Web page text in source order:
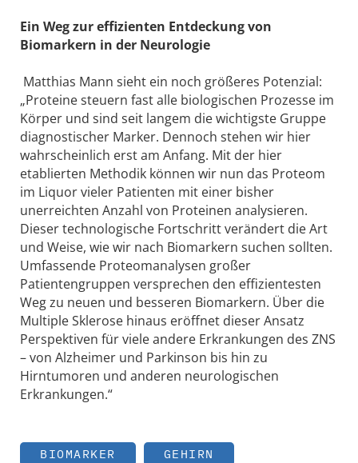
Ein Weg zur effizienten Entdeckung von
Biomarkern in der Neurologie
Matthias Mann sieht ein noch größeres Potenzial:
„Proteine steuern fast alle biologischen Prozesse im
Körper und sind seit langem die wichtigste Gruppe
diagnostischer Marker. Dennoch stehen wir hier
wahrscheinlich erst am Anfang. Mit der hier
etablierten Methodik können wir nun das Proteom
im Liquor vieler Patienten mit einer bisher
unerreichten Anzahl von Proteinen analysieren.
Dieser technologische Fortschritt verändert die Art
und Weise, wie wir nach Biomarkern suchen sollten.
Umfassende Proteomanalysen großer
Patientengruppen versprechen den effizientesten
Weg zu neuen und besseren Biomarkern. Über die
Multiple Sklerose hinaus eröffnet dieser Ansatz
Perspektiven für viele andere Erkrankungen des ZNS
– von Alzheimer und Parkinson bis hin zu
Hirntumoren und anderen neurologischen
Erkrankungen.“
BIOMARKER GEHIRN